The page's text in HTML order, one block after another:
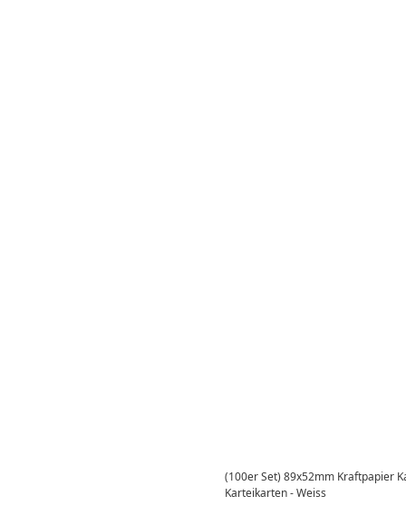
(100er Set) 89x52mm Kraftpapier
Karteikarten - Weiss